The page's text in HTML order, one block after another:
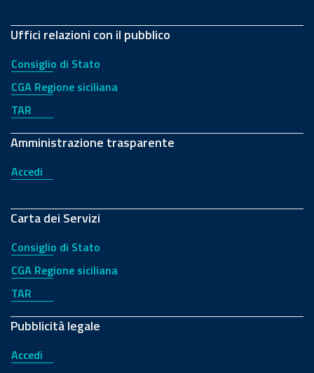
Uffici relazioni con il pubblico
Consiglio di Stato
CGA Regione siciliana
TAR
Amministrazione trasparente
Accedi
Carta dei Servizi
Consiglio di Stato
CGA Regione siciliana
TAR
Pubblicità legale
Accedi